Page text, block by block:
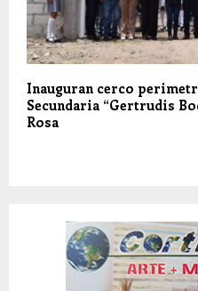
Inauguran cerco
Secundaria “Gertrudis
Rosa